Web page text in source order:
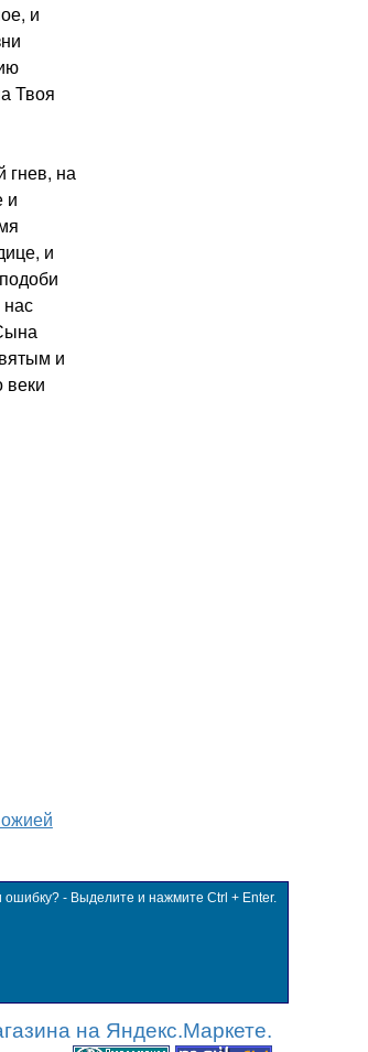
и
Твоя
гнев, на
и
и
и
- Выделите и нажмите Ctrl + Enter.